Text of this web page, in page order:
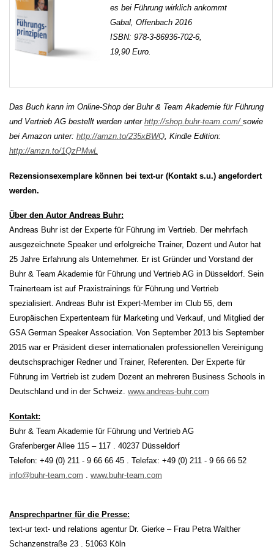
es bei Führung wirklich ankommt
Gabal, Offenbach 2016
ISBN: 978-3-86936-702-6,
19,90 Euro.
Das Buch kann im Online-Shop der Buhr & Team Akademie für Führung
und Vertrieb AG bestellt werden unter http://shop.buhr-team.com/ sowie
bei Amazon unter: http://amzn.to/235xBWQ , Kindle Edition:
http://amzn.to/1QzPMwL
Rezensionsexemplare können bei text-ur (Kontakt s.u.) angefordert
werden.
Über den Autor Andreas Buhr:
Andreas Buhr ist der Experte für Führung im Vertrieb. Der mehrfach
ausgezeichnete Speaker und erfolgreiche Trainer, Dozent und Autor hat
25 Jahre Erfahrung als Unternehmer. Er ist Gründer und Vorstand der
Buhr & Team Akademie für Führung und Vertrieb AG in Düsseldorf. Sein
Trainerteam ist auf Praxistrainings für Führung und Vertrieb
spezialisiert. Andreas Buhr ist Expert-Member im Club 55, dem
Europäischen Expertenteam für Marketing und Verkauf, und Mitglied der
GSA German Speaker Association. Von September 2013 bis September
2015 war er Präsident dieser internationalen professionellen Vereinigung
deutschsprachiger Redner und Trainer, Referenten. Der Experte für
Führung im Vertrieb ist zudem Dozent an mehreren Business Schools in
Deutschland und in der Schweiz. www.andreas-buhr.com
Kontakt:
Buhr & Team Akademie für Führung und Vertrieb AG
Grafenberger Allee 115 – 117 . 40237 Düsseldorf
Telefon: +49 (0) 211 - 9 66 66 45 . Telefax: +49 (0) 211 - 9 66 66 52
info@buhr-team.com
www.buhr-team.com
Ansprechpartner für die Presse:
text-ur text- und relations agentur Dr. Gierke – Frau Petra Walther
Schanzenstraße 23 . 51063 Köln